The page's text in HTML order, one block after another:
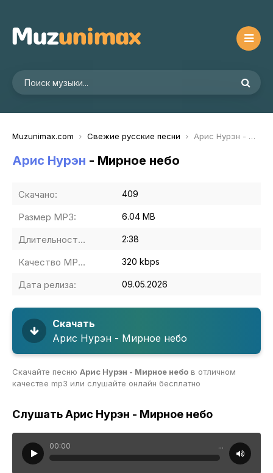
Muzunimax.com Свежие русские песни Арис Нурэн - Мирное небо
Арис Нурэн - Мирное небо
Скачано: 409
Размер MP3: 6.04 MB
Длительность MP3: 2:38
Качество MP3: 320 kbps
Дата релиза: 09.05.2026
Скачать
Арис Нурэн - Мирное небо
Скачайте песню Арис Нурэн - Мирное небо в отличном
качестве mp3 или слушайте онлайн бесплатно
Слушать Арис Нурэн - Мирное небо
00:00 ...